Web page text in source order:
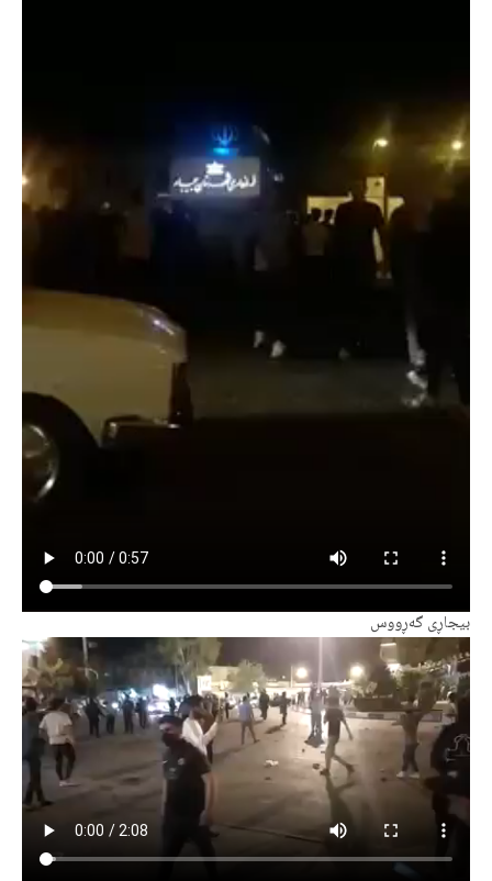
بیجاڕی گەڕووس